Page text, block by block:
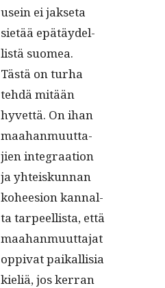
usein ei jak­se­ta
sietää epätäy­del­
listä suomea.
Tästä on turha
tehdä mitään
hyvet­tä. On ihan
maa­han­muut­ta­
jien inte­graa­tion
ja yhteiskun­nan
kohee­sion kannal­
ta tarpeel­lista, että
maa­han­muut­ta­jat
oppi­vat paikallisia
kieliä, jos ker­ran